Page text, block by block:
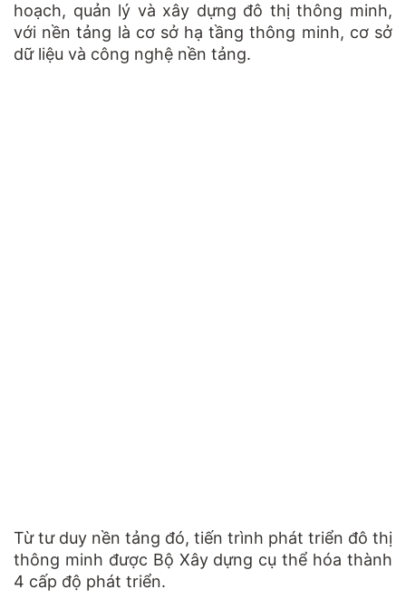
hoạch, quản lý và xây dựng đô thị thông minh,
với nền tảng là cơ sở hạ tầng thông minh, cơ sở
dữ liệu và công nghệ nền tảng.
Từ tư duy nền tảng đó, tiến trình phát triển đô thị
thông minh được Bộ Xây dựng cụ thể hóa thành
4 cấp độ phát triển.